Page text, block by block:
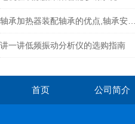
讲一讲低频振动分析仪的选购指南
首页 公司简介